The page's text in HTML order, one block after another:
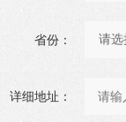
省份：
详细地址：